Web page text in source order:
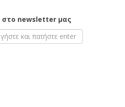
στο newsletter μας